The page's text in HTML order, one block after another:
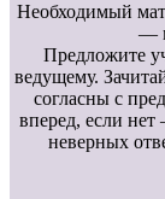
Необходимый
—
Предложите
ведущему.
согласны с
вперед, если
неверных